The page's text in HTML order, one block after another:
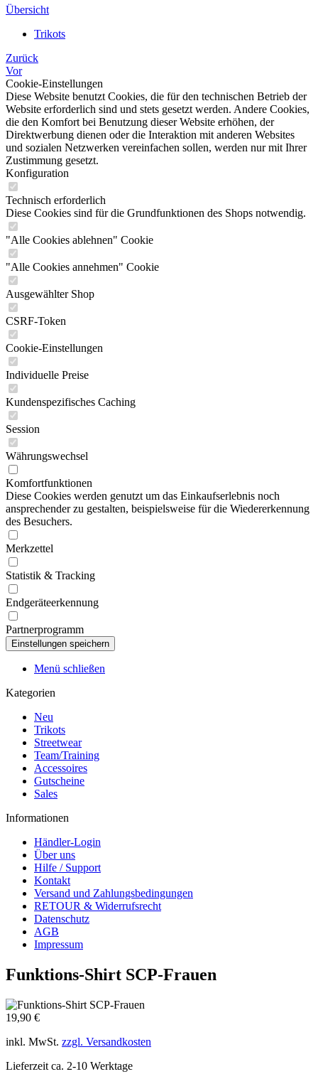
Übersicht
Trikots
Zurück
Vor
Cookie-Einstellungen
Diese Website benutzt Cookies, die für den technischen Betrieb der
Website erforderlich sind und stets gesetzt werden. Andere Cookies,
die den Komfort bei Benutzung dieser Website erhöhen, der
Direktwerbung dienen oder die Interaktion mit anderen Websites
und sozialen Netzwerken vereinfachen sollen, werden nur mit Ihrer
Zustimmung gesetzt.
Konfiguration
Technisch erforderlich
Diese Cookies sind für die Grundfunktionen des Shops notwendig.
"Alle Cookies ablehnen" Cookie
"Alle Cookies annehmen" Cookie
Ausgewählter Shop
CSRF-Token
Cookie-Einstellungen
Individuelle Preise
Kundenspezifisches Caching
Session
Währungswechsel
Komfortfunktionen
Diese Cookies werden genutzt um das Einkaufserlebnis noch
ansprechender zu gestalten, beispielsweise für die Wiedererkennung
des Besuchers.
Merkzettel
Statistik & Tracking
Endgeräteerkennung
Partnerprogramm
Menü schließen
Kategorien
Neu
Trikots
Streetwear
Team/Training
Accessoires
Gutscheine
Sales
Informationen
Händler-Login
Über uns
Hilfe / Support
Kontakt
Versand und Zahlungsbedingungen
RETOUR & Widerrufsrecht
Datenschutz
AGB
Impressum
Funktions-Shirt SCP-Frauen
19,90 €
inkl. MwSt. zzgl. Versandkosten
Lieferzeit ca. 2-10 Werktage